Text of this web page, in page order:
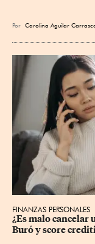
Por Carolina Aguilar
FINANZAS PERSONALES
¿Es malo cancelar
Buró y score